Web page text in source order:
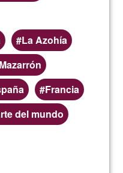
La Azohía
Mazarrón
Francia
del mundo